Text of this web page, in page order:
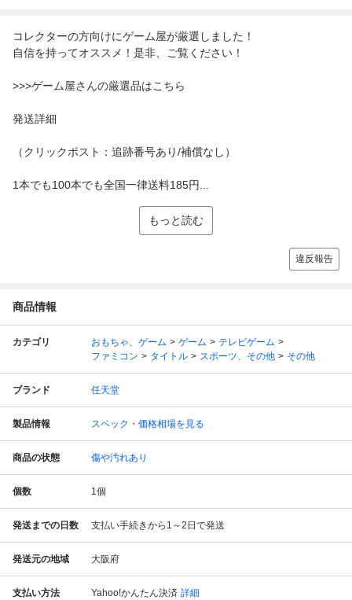
コレクターの方向けにゲーム屋が厳選しました！
自信を持ってオススメ！是非、ご覧ください！
>>>ゲーム屋さんの厳選品はこちら
発送詳細
（クリックポスト：追跡番号あり/補償なし）
1本でも100本でも全国一律送料185円...
もっと読む
違反報告
商品情報
カテゴリ おもちゃ、ゲーム ゲーム
テレビゲーム
ファミコン
タイトル スポーツ、その他 その他
ブランド 任天堂
製品情報 スペック・価格相場を見る
商品の状態 傷や汚れあり
個数 1個
発送までの日数 支払い手続きから1～2日で発送
発送元の地域 大阪府
支払い方法 Yahoo!かんたん決済 詳細